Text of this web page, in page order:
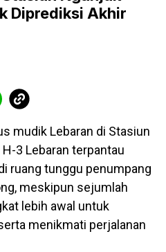
Diprediksi Akhir
mudik Lebaran di Stasiun
3 Lebaran terpantau
ruang tunggu penumpang
meskipun sejumlah
lebih awal untuk
menikmati perjalanan